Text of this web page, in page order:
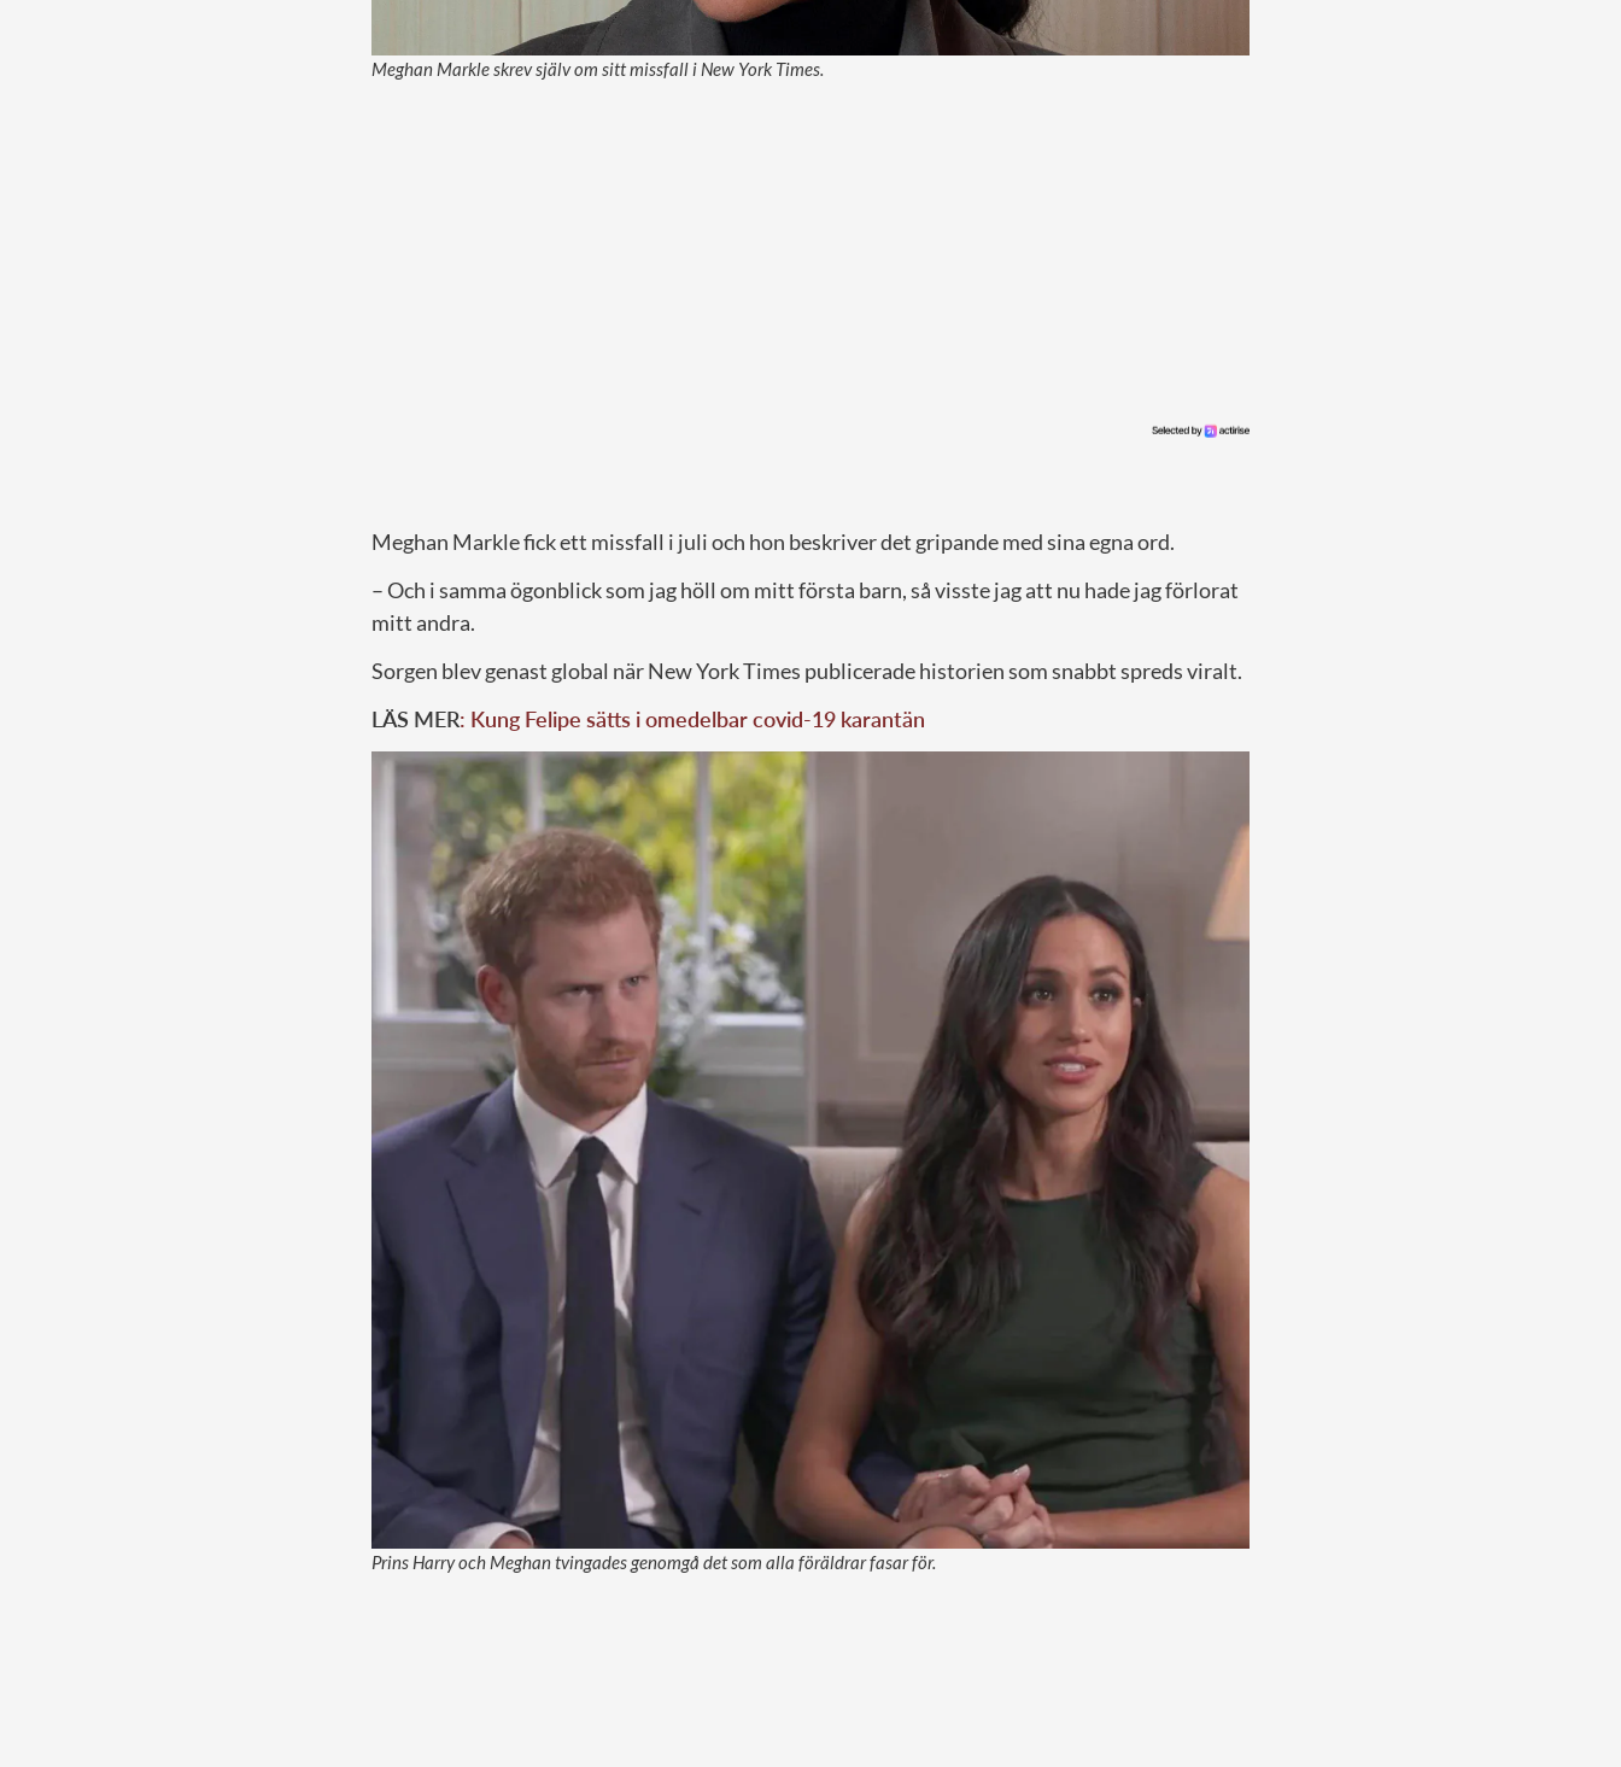
Meghan Markle skrev själv om sitt missfall i New York Times.
Meghan Markle fick ett missfall i juli och hon beskriver det gripande med sina egna ord.
– Och i samma ögonblick som jag höll om mitt första barn, så visste jag att nu hade jag förlorat
mitt andra.
Sorgen blev genast global när New York Times publicerade historien som snabbt spreds viralt.
LÄS MER: Kung Felipe sätts i omedelbar covid-19 karantän
Prins Harry och Meghan tvingades genomgå det som alla föräldrar fasar för.